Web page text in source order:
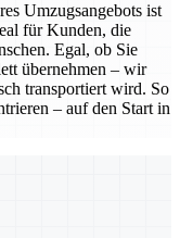
Umzugsangebots ist
für Kunden, die
Egal, ob Sie
übernehmen – wir
transportiert wird. So
– auf den Start in